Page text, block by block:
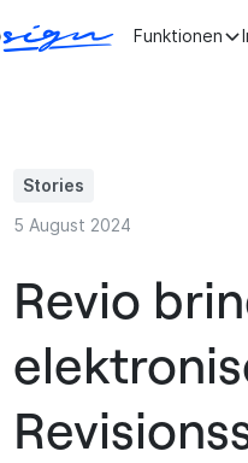
Funktionen
Stories
5 August 2024
Revio